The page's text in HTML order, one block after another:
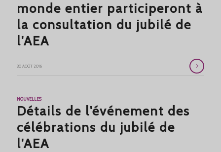
monde entier participeront à
la consultation du jubilé de
l'AEA
30 AOÛT 2016
NOUVELLES
Détails de l'événement des
célébrations du jubilé de
l'AEA